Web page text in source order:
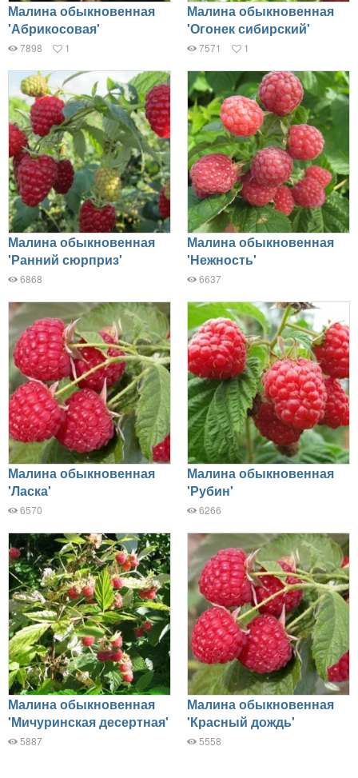
Малина обыкновенная
'Абрикосовая'
7898 1
Малина обыкновенная
'Огонек сибирский'
7571 1
Малина обыкновенная
'Ранний сюрприз'
6868
Малина обыкновенная
'Нежность'
6637
Малина обыкновенная
'Ласка'
6570
Малина обыкновенная
'Рубин'
6266
Малина обыкновенная
'Мичуринская десертная'
5887
Малина обыкновенная
'Красный дождь'
5558